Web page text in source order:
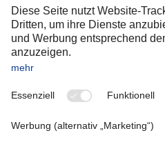
Slovakia
Spain
Sweden
Switzerland
OCEANIA